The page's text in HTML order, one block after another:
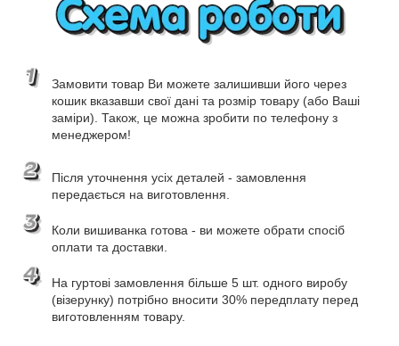
Замовити товар Ви можете залишивши його через
кошик вказавши свої дані та розмір товару (або Ваші
заміри). Також, це можна зробити по телефону з
менеджером!
Після уточнення усіх деталей - замовлення
передається на виготовлення.
Коли вишиванка готова - ви можете обрати спосіб
оплати та доставки.
На гуртові замовлення більше 5 шт. одного виробу
(візерунку) потрібно вносити 30% передплату перед
виготовленням товару.